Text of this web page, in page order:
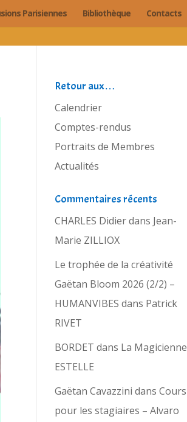
Parisiennes Bibliothèque Contacts
Retour aux…
Calendrier
Comptes-rendus
Portraits de Membres
Actualités
Commentaires récents
CHARLES Didierdans Jean-
Marie ZILLIOX
Le trophée de la créativité
Gaëtan Bloom 2026 (2/2) –
HUMANVIBES dans Patrick
RIVET
BORDET dans La Magicienne
ESTELLE
Gaëtan Cavazzini dans Cours
pour les stagiaires – Alvaro